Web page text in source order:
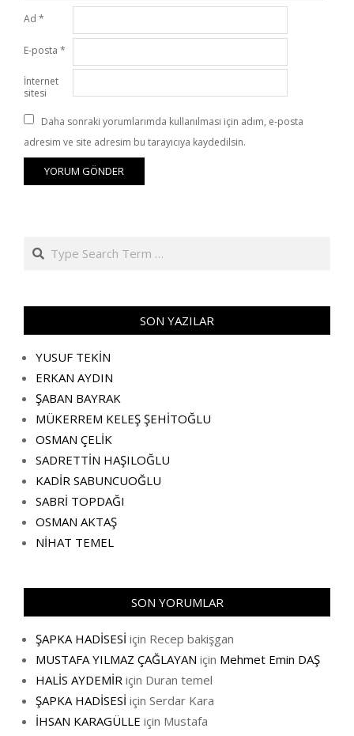
Ad *
E-posta *
İnternet
sitesi
Daha sonraki yorumlarımda kullanılması için adım, e-posta
adresim ve site adresim bu tarayıcıya kaydedilsin.
Search
SON YAZILAR
YUSUF TEKİN
ERKAN AYDIN
ŞABAN BAYRAK
MÜKERREM KELEŞ ŞEHİTOĞLU
OSMAN ÇELİK
SADRETTİN HAŞILOĞLU
KADİR SABUNCUOĞLU
SABRİ TOPDAĞI
OSMAN AKTAŞ
NİHAT TEMEL
SON YORUMLAR
ŞAPKA HADİSESİ için Recep bakişgan
MUSTAFA YILMAZ ÇAĞLAYAN için Mehmet Emin DAŞ
HALİS AYDEMİR için Duran temel
ŞAPKA HADİSESİ için Serdar Kara
İHSAN KARAGÜLLE için Mustafa